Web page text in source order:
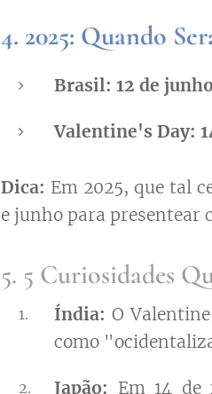
4. 2025: Quando
Brasil: 12 de
Valentine's Day:
Dica: Em 2025, que tal
e junho para presentear
5. 5 Curiosidades
Índia: O
como
Japão: Em 14 de